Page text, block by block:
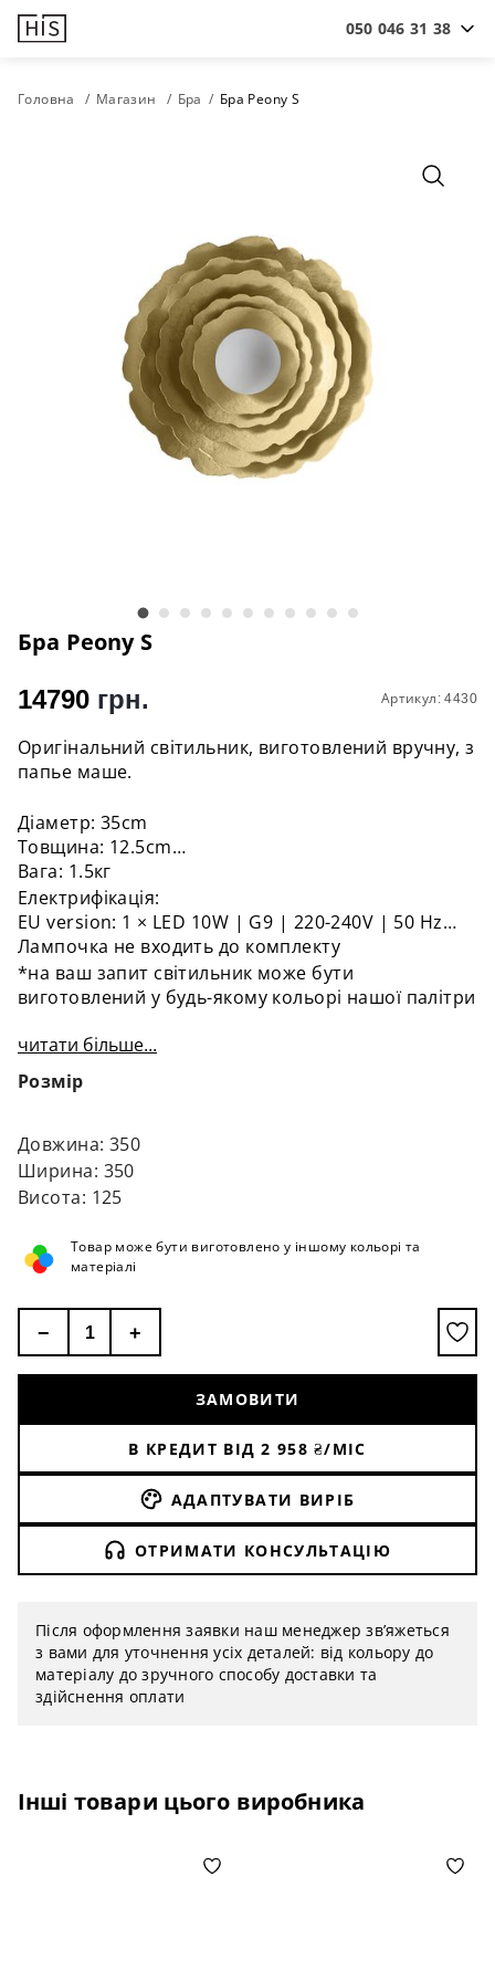
050 046 31 38
Головна Магазин Бра Бра Peony S
Бра Peony S
Артикул: 4430
14790 грн.
Оригінальний світильник, виготовлений вручну, з
папье маше.
Діаметр: 35сm
Товщина: 12.5cm
Вага: 1.5кг
Електрифікація:
EU version: 1 × LED 10W | G9 | 220-240V | 50 Hz
Лампочка не входить до комплекту
*на ваш запит світильник може бути
виготовлений у будь-якому кольорі нашої палітри
читати більше...
Розмір
Довжина: 350
Ширина: 350
Висота: 125
Товар може бути виготовлено у іншому кольорі та
матеріалі
− +
ЗАМОВИТИ
В КРЕДИТ ВІД 2 958 ₴/МІС
АДАПТУВАТИ ВИРІБ
ОТРИМАТИ КОНСУЛЬТАЦІЮ
Після оформлення заявки наш менеджер зв’яжеться
з вами для уточнення усіх деталей: від кольору до
матеріалу до зручного способу доставки та
здійснення оплати
Інші товари цього виробника